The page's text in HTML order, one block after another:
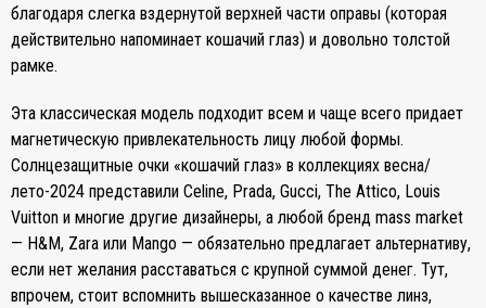
благодаря слегка вздернутой верхней части оправы (которая
действительно напоминает кошачий глаз) и довольно толстой
рамке.
Эта классическая модель подходит всем и чаще всего придает
магнетическую привлекательность лицу любой формы.
Солнцезащитные очки «кошачий глаз» в коллекциях весна/
лето-2024 представили Celine, Prada, Gucci, The Attico, Louis
Vuitton и многие другие дизайнеры, а любой бренд mass market
— H&M, Zara или Mango — обязательно предлагает альтернативу,
если нет желания расставаться с крупной суммой денег. Тут,
впрочем, стоит вспомнить вышесказанное о качестве линз,